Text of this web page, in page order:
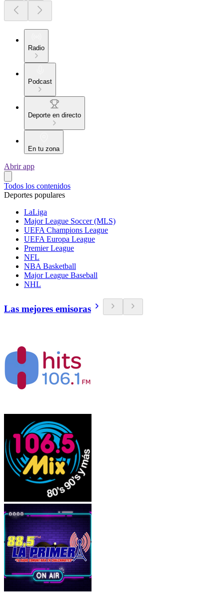
Radio
Podcast
Deporte en directo
En tu zona
Abrir app
Todos los contenidos
Deportes populares
LaLiga
Major League Soccer (MLS)
UEFA Champions League
UEFA Europa League
Premier League
NFL
NBA Basketball
Major League Baseball
NHL
Las mejores emisoras